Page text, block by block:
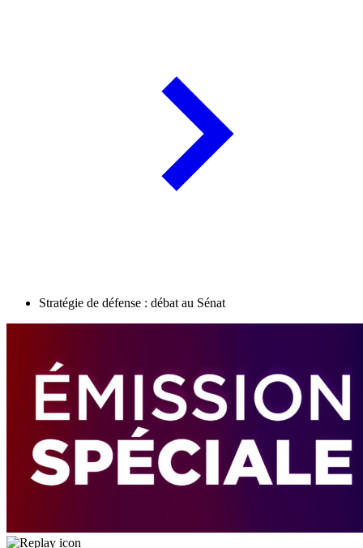
Stratégie de défense : débat au Sénat